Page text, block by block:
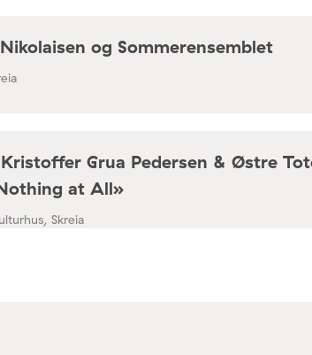
og Sommerensemblet
Grua Pedersen & Østre
at All»
Skreia